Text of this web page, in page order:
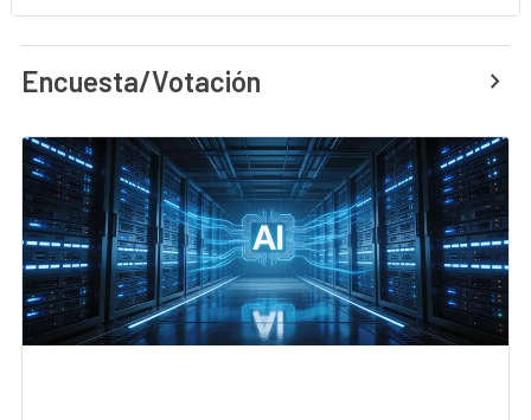
Encuesta/Votación